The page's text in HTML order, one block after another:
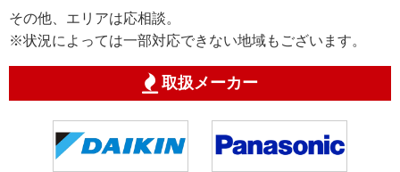
その他、エリアは応相談。
※状況によっては一部対応できない地域もございます。
取扱メーカー